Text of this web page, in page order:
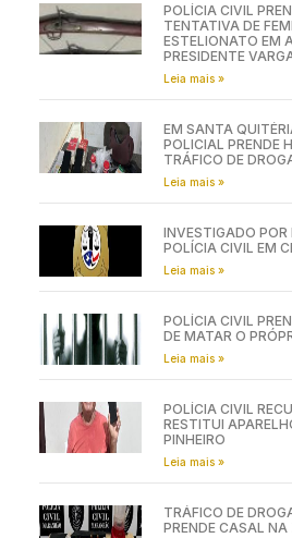
POLÍCIA CIVIL
TENTATIVA DE
ESTELIONATO EM
PRESIDENTE
Leia mais »
EM SANTA
POLICIAL PRENDE
TRÁFICO DE
Leia mais »
INVESTIGADO POR
POLÍCIA CIVIL EM
Leia mais »
POLÍCIA CIVIL
DE MATAR O
Leia mais »
POLÍCIA CIVIL
RESTITUI
PINHEIRO
Leia mais »
TRÁFICO DE
PRENDE CASAL